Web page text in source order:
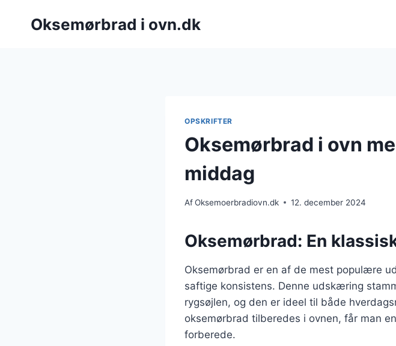
Oksemørbrad i ovn.dk
OPSKRIFTER
Oksemørbrad i ovn
middag
AfOksemoerbradiovn.dk 12. december 2024
Oksemørbrad: En
Oksemørbrad er en af de mest populære
saftige konsistens. Denne udskæring
rygsøjlen, og den er ideel til både
oksemørbrad tilberedes i ovnen, får man
forberede.